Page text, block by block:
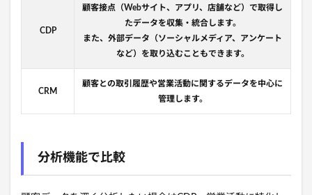
CDP
顧客接点（Webサイト、アプリ、店舗など）で取得し
たデータを収集・統合します。
また、外部データ（ソーシャルメディア、アンケート
など）を取り込むこともできます。
CRM
顧客との取引履歴や営業活動に関するデータを中心に
管理します。
分析機能で比較